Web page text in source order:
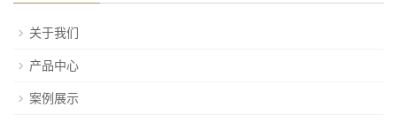
关于我们
产品中心
案例展示